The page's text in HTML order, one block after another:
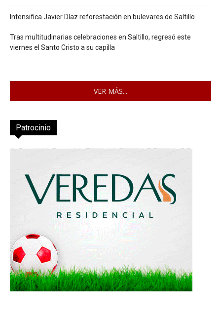
Intensifica Javier Díaz reforestación en bulevares de Saltillo
Tras multitudinarias celebraciones en Saltillo, regresó este
viernes el Santo Cristo a su capilla
VER MÁS...
Patrocinio